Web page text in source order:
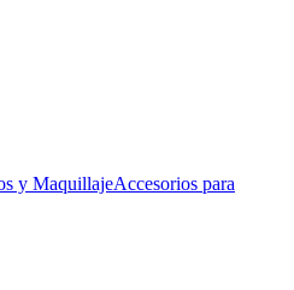
y MaquillajeAccesorios para